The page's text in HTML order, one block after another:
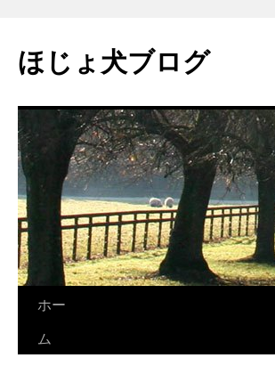
テ
ン
へ
ス
キ
ッ
プ
ほじょ犬ブログ
ホー
ム